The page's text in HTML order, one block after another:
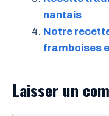
nantais
Notre
framboises
Laisser un